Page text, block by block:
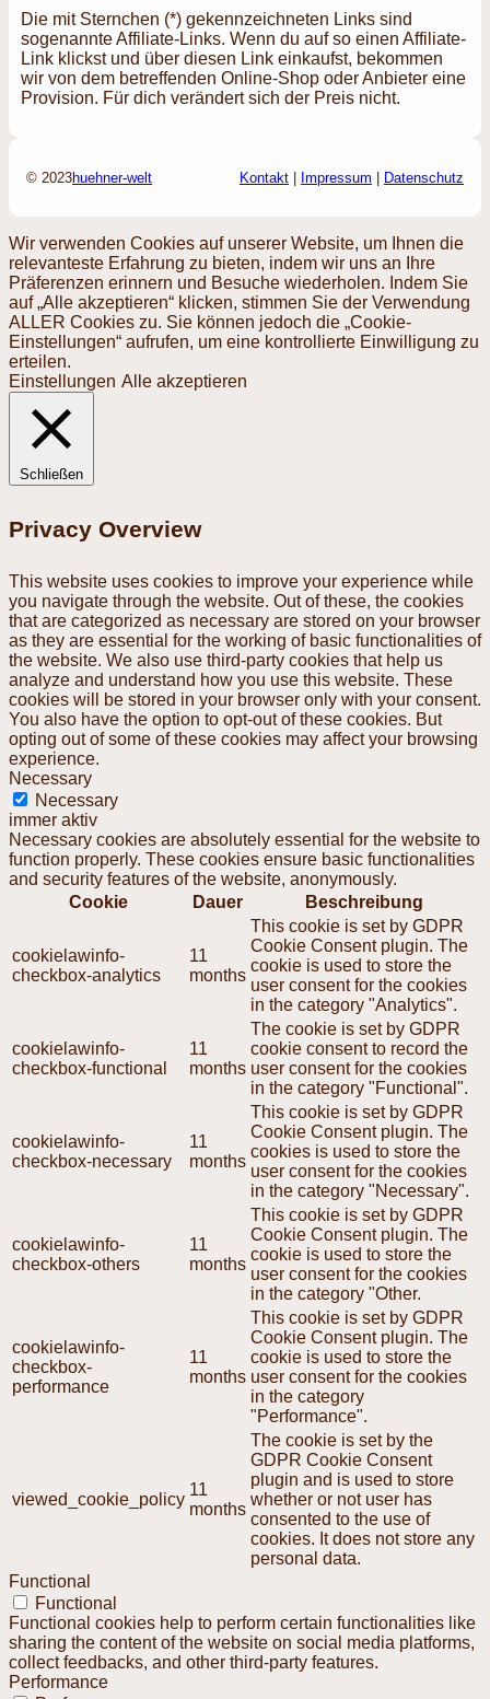
Die mit Sternchen (*) gekennzeichneten Links sind
sogenannte Affiliate-Links. Wenn du auf so einen Affiliate-
Link klickst und über diesen Link einkaufst, bekommen
wir von dem betreffenden Online-Shop oder Anbieter eine
Provision. Für dich verändert sich der Preis nicht.
© 2023huehner-welt Kontakt | Impressum | Datenschutz
Wir verwenden Cookies auf unserer Website, um Ihnen die
relevanteste Erfahrung zu bieten, indem wir uns an Ihre
Präferenzen erinnern und Besuche wiederholen. Indem Sie
auf „Alle akzeptieren“ klicken, stimmen Sie der Verwendung
ALLER Cookies zu. Sie können jedoch die „Cookie-
Einstellungen“ aufrufen, um eine kontrollierte Einwilligung zu
erteilen.
Einstellungen Alle akzeptieren
Schließen
Privacy Overview
This website uses cookies to improve your experience while
you navigate through the website. Out of these, the cookies
that are categorized as necessary are stored on your browser
as they are essential for the working of basic functionalities of
the website. We also use third-party cookies that help us
analyze and understand how you use this website. These
cookies will be stored in your browser only with your consent.
You also have the option to opt-out of these cookies. But
opting out of some of these cookies may affect your browsing
experience.
Necessary
Necessary
immer aktiv
Necessary cookies are absolutely essential for the website to
function properly. These cookies ensure basic functionalities
and security features of the website, anonymously.
Cookie
Dauer Beschreibung
cookielawinfo-
checkbox-analytics
11
months
This cookie is set by GDPR
Cookie Consent plugin. The
cookie is used to store the
user consent for the cookies
in the category "Analytics".
cookielawinfo-
checkbox-functional
11
months
The cookie is set by GDPR
cookie consent to record the
user consent for the cookies
in the category "Functional".
cookielawinfo-
checkbox-necessary
11
months
This cookie is set by GDPR
Cookie Consent plugin. The
cookies is used to store the
user consent for the cookies
in the category "Necessary".
cookielawinfo-
checkbox-others
11
months
This cookie is set by GDPR
Cookie Consent plugin. The
cookie is used to store the
user consent for the cookies
in the category "Other.
cookielawinfo-
checkbox-
performance
11
months
This cookie is set by GDPR
Cookie Consent plugin. The
cookie is used to store the
user consent for the cookies
in the category
"Performance".
viewed_cookie_policy
11
months
The cookie is set by the
GDPR Cookie Consent
plugin and is used to store
whether or not user has
consented to the use of
cookies. It does not store any
personal data.
Functional
Functional
Functional cookies help to perform certain functionalities like
sharing the content of the website on social media platforms,
collect feedbacks, and other third-party features.
Performance